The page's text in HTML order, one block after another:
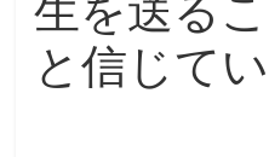
と信じてい